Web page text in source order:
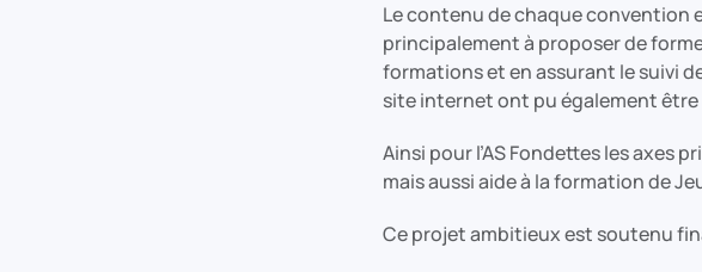
Le contenu de chaque convention
principalement à proposer de
formations et en assurant le suivi
site internet ont pu également
Ainsi pour l’AS Fondettes les axes
mais aussi aide à la formation de
Ce projet ambitieux est soutenu